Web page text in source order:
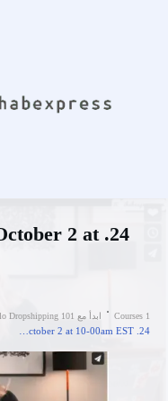
2 at
Courses 1 ابدأ مع Oberlo Dropshipping 101